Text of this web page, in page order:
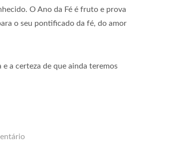
O Ano da Fé é fruto e prova
o seu pontificado da fé, do amor
a certeza de que ainda teremos